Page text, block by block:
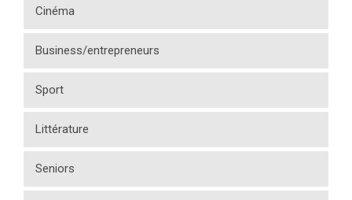
Cinéma
Business/entrepreneurs
Sport
Littérature
Seniors